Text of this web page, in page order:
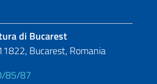
di Bucarest
Bucarest, Romania
85/87